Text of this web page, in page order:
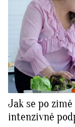
Jak se po
intenzivně